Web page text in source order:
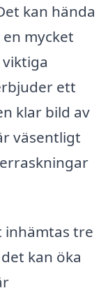
kan hända
mycket
ett
klar bild av
väsentligt
inhämtas tre
kan öka